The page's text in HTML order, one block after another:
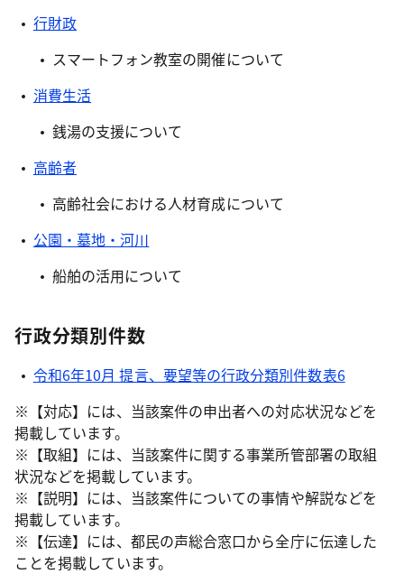
行財政
スマートフォン教室の開催について
消費生活
銭湯の支援について
高齢者
高齢社会における人材育成について
公園・墓地・河川
船舶の活用について
行政分類別件数
令和6年10月 提言、要望等の行政分類別件数表6
※【対応】には、当該案件の申出者への対応状況などを
掲載しています。
※【取組】には、当該案件に関する事業所管部署の取組
状況などを掲載しています。
※【説明】には、当該案件についての事情や解説などを
掲載しています。
※【伝達】には、都民の声総合窓口から全庁に伝達した
ことを掲載しています。